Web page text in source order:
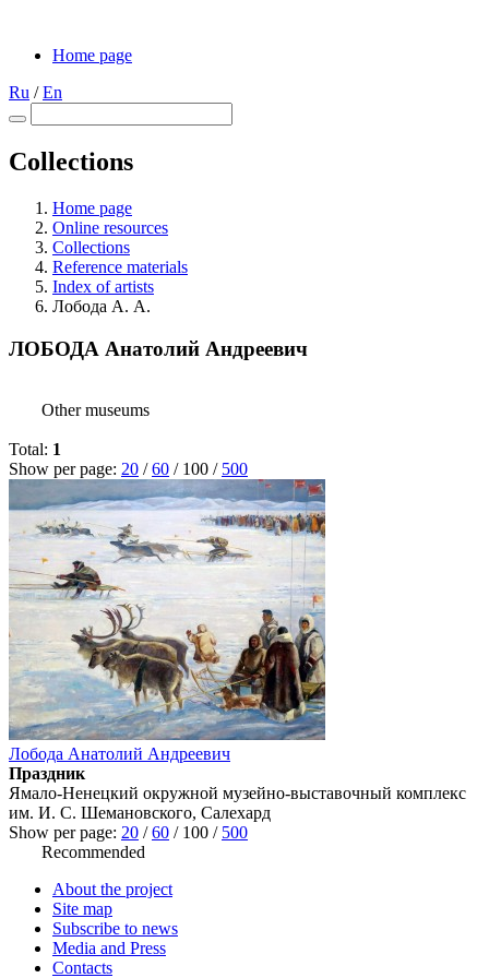
Home page
Ru /En
Collections
Home page
Online resources
Collections
Reference materials
Index of artists
Лобода А. А.
ЛОБОДА Анатолий Андреевич
Other museums
Total: 1
Show per page: 20 /60 / 100 / 500
Лобода Анатолий Андреевич
Праздник
Ямало-Ненецкий окружной музейно-выставочный комплекс
им. И. С. Шемановского, Салехард
Show per page: 20 /60 / 100 / 500
Recommended
About the project
Site map
Subscribe to news
Media and Press
Contacts